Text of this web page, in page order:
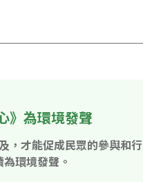
》為環境發聲
，才能促成民眾的參與和行
環境發聲。